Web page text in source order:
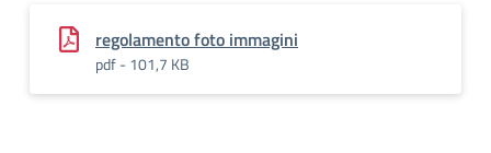
regolamento foto immagini
pdf - 101,7 KB